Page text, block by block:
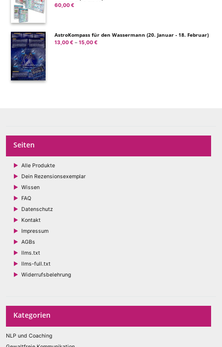
60,00€
AstroKompass für den Wassermann (20. Januar - 18. Februar)
13,00€ – 15,00€Preisspanne:
Seiten
Alle Produkte
Dein Rezensionsexemplar
Wissen
FAQ
Datenschutz
Kontakt
Impressum
AGBs
llms.txt
llms-full.txt
Widerrufsbelehrung
Kategorien
NLP und Coaching